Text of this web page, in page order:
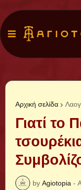
Αρχική σελίδα
Γιατί το
by Agiotopia -